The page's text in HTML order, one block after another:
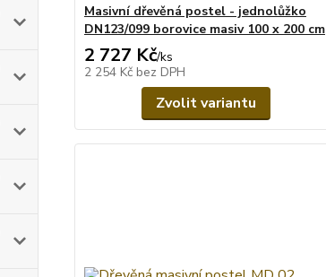
Masivní dřevěná postel - jednolůžko
DN123/099 borovice masiv 100 x 200 cm
2 727 Kč/ks
2 254 Kč bez DPH
Zvolit variantu